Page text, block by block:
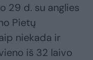
29 d. su anglies
Pietų
niekada ir
iš 32 laivo